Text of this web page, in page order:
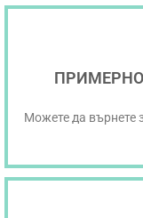
ПРИМЕРНО
Можете да върнете